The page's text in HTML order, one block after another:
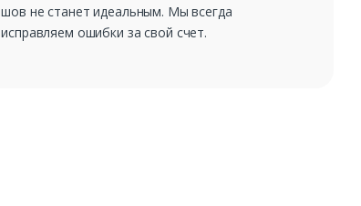
шов не станет идеальным. Мы всегда
исправляем ошибки за свой счет.